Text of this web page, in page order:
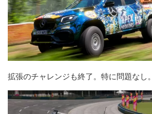
拡張のチャレンジも終了。特に問題なし。